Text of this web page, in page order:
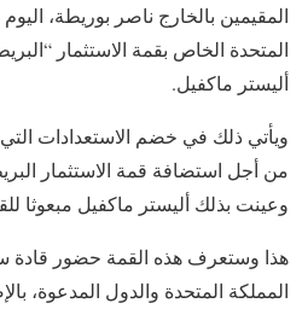
المقيمين بالخارج ناصر بوريطة،
أليستر ماكفيل.
ويأتي ذلك في خضم الاستعدادات التي
وعينت بذلك أليستر ماكفيل مبعوثا
هذا وستعرف هذه القمة حضور قادة
المملكة المتحدة والدول المدعوة،